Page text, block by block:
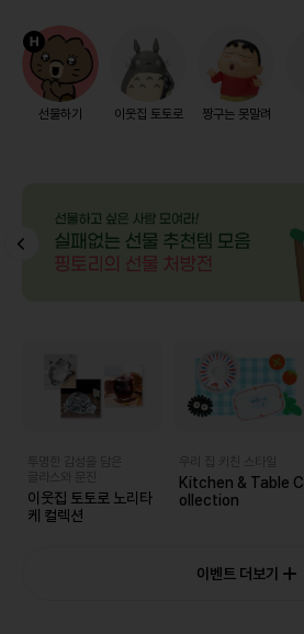
선물하기 이웃집 토토로 짱구는 못말려
투명한 감성을 담은
이웃집 토토로 노리타
케 컬렉션
Kitchen & Table C
ollection
이벤트 더보기